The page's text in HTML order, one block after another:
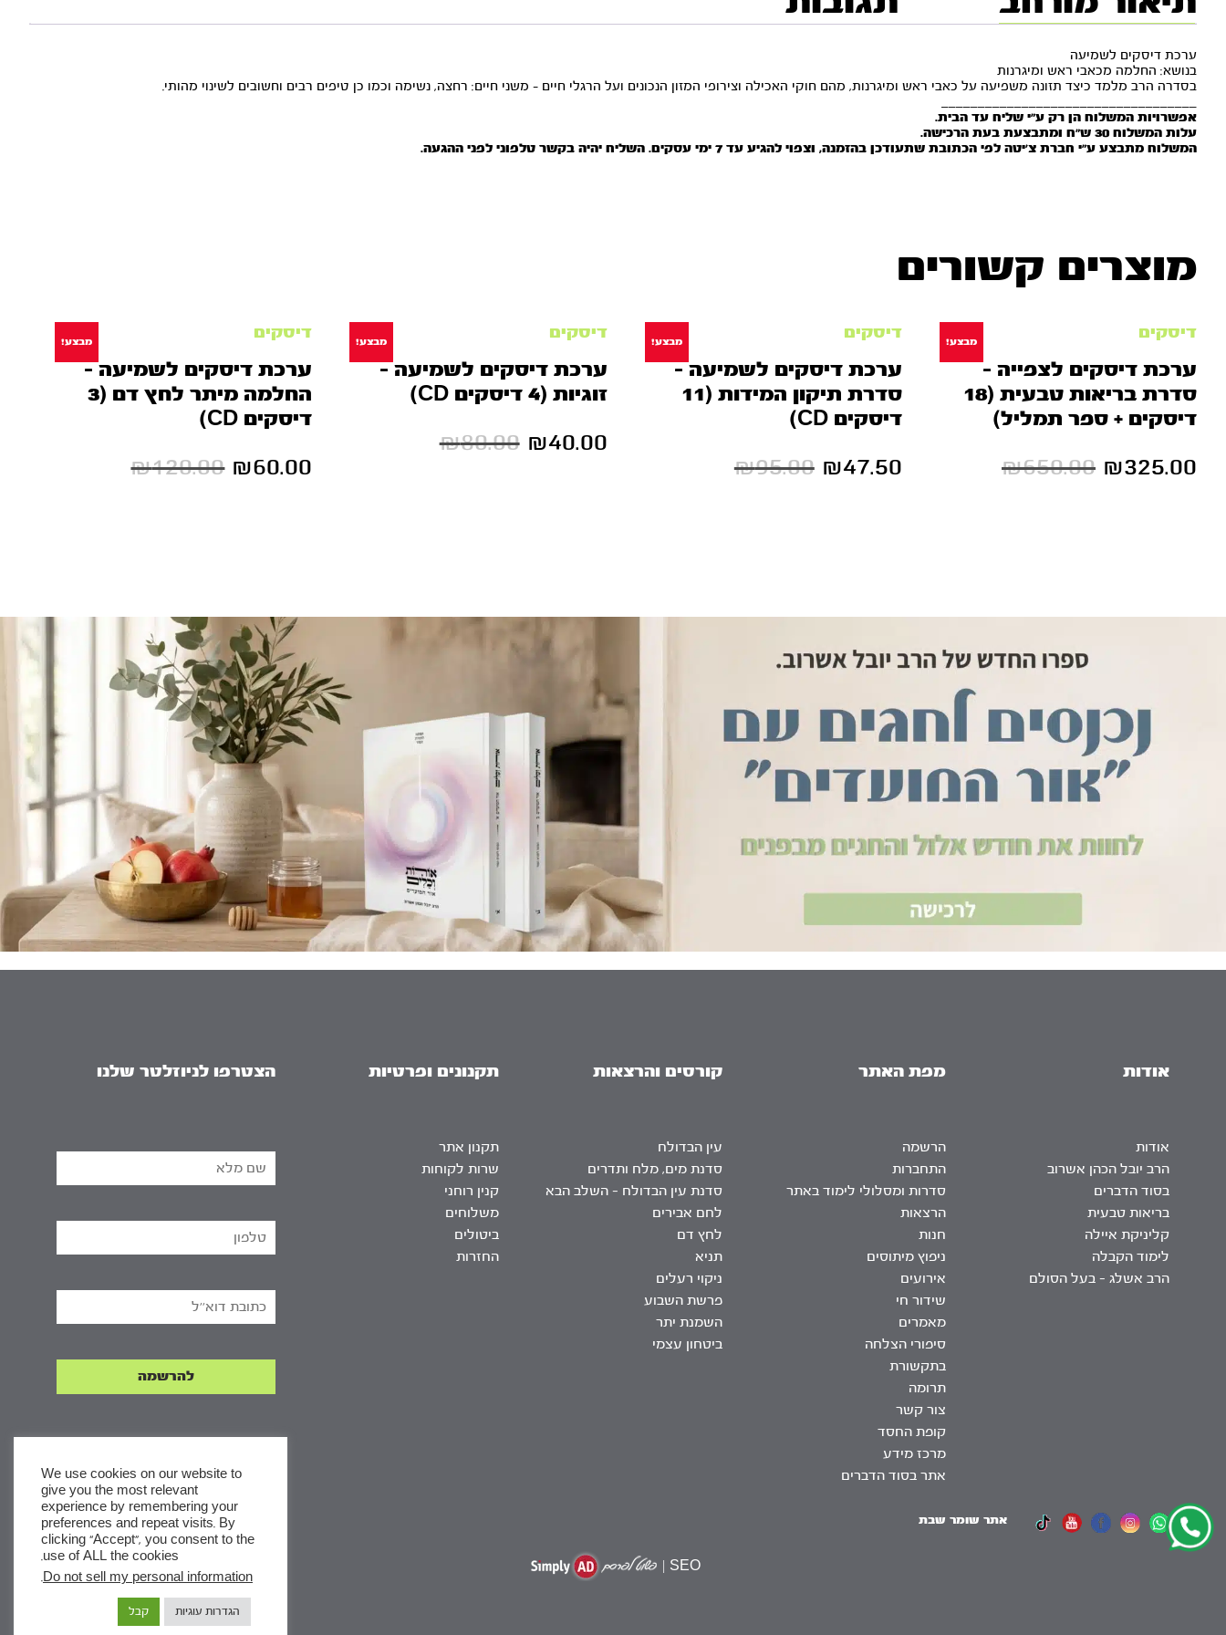
ערכת דיסקים לשמיעה
בנושא: החלמה מכאבי ראש ומיגרנות
בסדרה הרב מלמד כיצד תזונה משפיעה על כאבי ראש ומיגרנות, מהם חוקי האכילה וצירופי המזון הנכונים ועל הרגלי חיים – משני חיים: רחצה, נשימה וכמו כן טיפים רבים וחשובים לשינוי מהותי.
אפשרויות המשלוח הן רק ע”י שליח עד הבית.
עלות המשלוח 30 ש”ח ומתבצעת בעת הרכישה.
המשלוח מתבצע ע”י חברת צ’יטה לפי הכתובת שתעודכן בהזמנה, וצפוי להגיע עד 7 ימי עסקים.
השליח יהיה בקשר טלפוני לפני ההגעה.
מוצרים קשורים
מבצע! דיסקים
ערכת דיסקים לצפייה –
סדרת בריאות טבעית (18
דיסקים + ספר תמליל)
₪650.00 ₪325.00
מבצע! דיסקים
ערכת דיסקים לשמיעה –
סדרת תיקון המידות (11
דיסקים CD)
₪95.00 ₪47.50
מבצע! דיסקים
ערכת דיסקים לשמיעה –
זוגיות (4 דיסקים CD)
₪80.00 ₪40.00
מבצע! דיסקים
ערכת דיסקים לשמיעה –
החלמה מיתר לחץ דם (3
דיסקים CD)
₪120.00 ₪60.00
אודות
אודות
הרב יובל הכהן אשרוב
בסוד הדברים
בריאות טבעית
קליניקת איילה
לימוד הקבלה
הרב אשלג – בעל הסולם
מפת האתר
הרשמה
התחברות
סדרות ומסלולי לימוד באתר
הרצאות
חנות
ניפוץ מיתוסים
אירועים
שידור חי
מאמרים
סיפורי הצלחה
בתקשורת
תרומה
צור קשר
קופת החסד
מרכז מידע
אתר בסוד הדברים
קורסים והרצאות
עין הבדולח
סדנת מים, מלח ותדרים
סדנת עין הבדולח – השלב הבא
לחם אבירים
לחץ דם
תניא
ניקוי רעלים
פרשת השבוע
השמנת יתר
ביטחון עצמי
תקנונים ופרטיות
תקנון אתר
שרות לקוחות
קנין רוחני
משלוחים
ביטולים
החזרות
הצטרפו לניוזלטר שלנו
אתר שומר שבת
SEO
We use cookies on our website to
give you the most relevant
experience by remembering your
preferences and repeat visits. By
clicking “Accept”, you consent to the
use of ALL the cookies.
Do not sell my personal information
.
הגדרות עוגיות קבל
x
לסדרות
ומסלולי לימוד באתר